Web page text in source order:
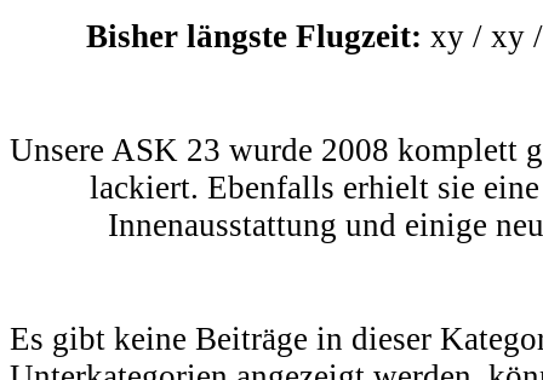
Bisher längste Flugzeit: xy / xy
Unsere ASK 23 wurde 2008 komplett
lackiert. Ebenfalls erhielt sie
Innenausstattung und einige
Es gibt keine Beiträge in dieser